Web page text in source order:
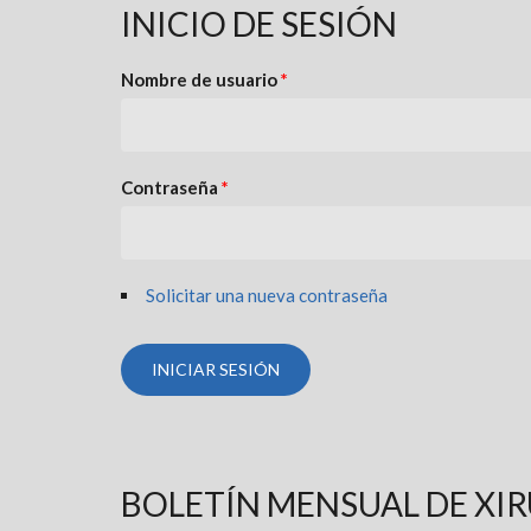
INICIO DE SESIÓN
Nombre de usuario*
Contraseña *
Solicitar una nueva contraseña
BOLETÍN MENSUAL DE